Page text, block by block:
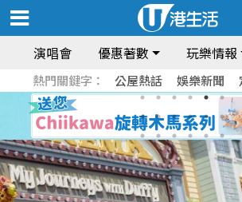
演唱會 優惠著數 玩樂情報
熱門關鍵字： 公屋熱話 娛樂新聞